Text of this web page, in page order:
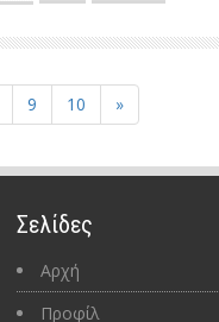
9 10 »
Σελίδες
Αρχή
Προφίλ